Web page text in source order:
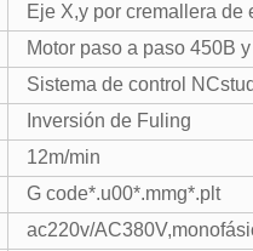
Eje X,y por cremallera
Motor paso a paso 450B
Sistema de control
Inversión de Fuling
12m/min
G code*.u00*.mmg*.plt
ac220v/